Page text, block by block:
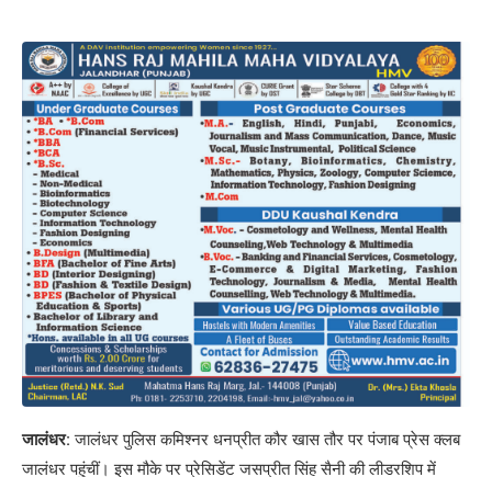
जालंधर:जालंधर पुलिस कमिश्नर धनप्रीत कौर खास तौर पर पंजाब प्रेस क्लब
जालंधर पहुंचीं। इस मौके पर प्रेसिडेंट जसप्रीत सिंह सैनी की लीडरशिप में